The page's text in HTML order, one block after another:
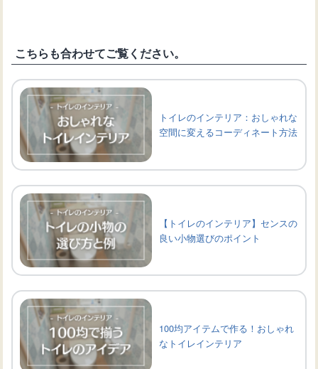
こちらも合わせてご覧ください。
トイレのインテリア：おしゃれな
空間に変えるコーディネート方法
【トイレのインテリア】センスの
良い小物選びのポイント
100均アイテムで作る！おしゃれ
なトイレインテリア